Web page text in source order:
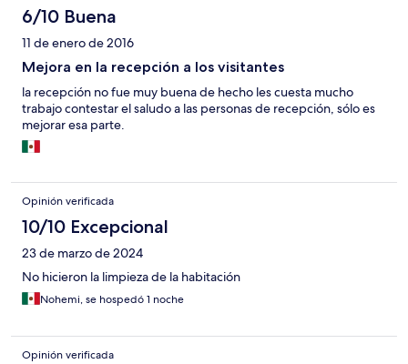
6/10 Buena
11 de enero de 2016
Mejora en la recepción a los visitantes
la recepción no fue muy buena de hecho les cuesta mucho
trabajo contestar el saludo a las personas de recepción, sólo es
mejorar esa parte.
Opinión verificada
10/10 Excepcional
23 de marzo de 2024
No hicieron la limpieza de la habitación
Nohemi, se hospedó 1 noche
Opinión verificada